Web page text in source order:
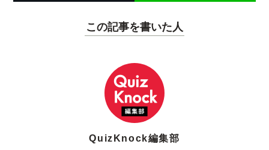
この記事を書いた人
QuizKnock編集部